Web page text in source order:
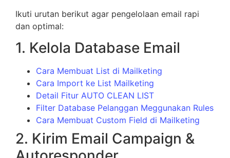
Ikuti urutan berikut agar pengelolaan email rapi
dan optimal:
1. Kelola Database Email
Cara Membuat List di Mailketing
Cara Import ke List Mailketing
Detail Fitur AUTO CLEAN LIST
Filter Database Pelanggan Meggunakan Rules
Cara Membuat Custom Field di Mailketing
2. Kirim Email Campaign &